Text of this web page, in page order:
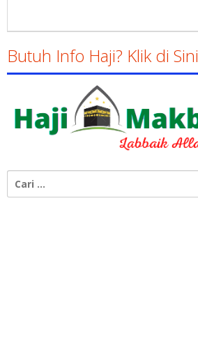
Butuh Info Haji? Klik di Sini
untuk: